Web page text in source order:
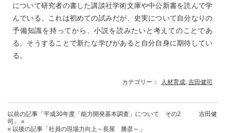
について研究者の書した講談社学術文庫や中公新書を読んで学
んでいる。これは初めての試みだが、史実について自分なりの
予備知識を持ってから、小説を読みたいと考えてのことであ
る。そうすることで新たな学びがあると自分自身に期待してい
る。
カテゴリー： 人材育成 吉田健司
以前の記事 「平成30年度「能力開発基本調査」について その2 吉田健
司」
»
« 以後の記事 「社員の現場力向上～長屋 勝彦～」